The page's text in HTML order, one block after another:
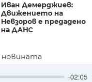
Иван Демерджиев:
Движението на
Невзоров е предадено
на ДАНС
-02:05